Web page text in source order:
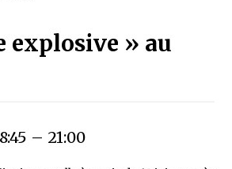
explosive » au
– 21:00